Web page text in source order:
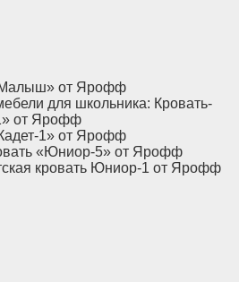
от Ярофф
для школьника: Кровать-
от Ярофф
1» от Ярофф
«Юниор-5» от Ярофф
кровать Юниор-1 от Ярофф